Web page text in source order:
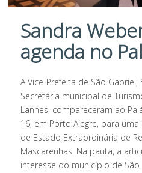
Sandra
agenda no
A Vice-Prefeita de São Gabriel,
Secretária municipal de
Lannes, compareceram ao
16, em Porto Alegre, para
de Estado Extraordinária de
Mascarenhas. Na pauta, a
interesse do município de São